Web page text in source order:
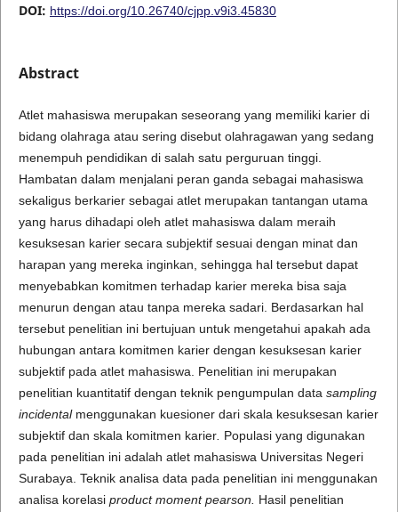
DOI: https://doi.org/10.26740/cjpp.v9i3.45830
Abstract
Atlet mahasiswa merupakan seseorang yang memiliki karier di
bidang olahraga atau sering disebut olahragawan yang sedang
menempuh pendidikan di salah satu perguruan tinggi.
Hambatan dalam menjalani peran ganda sebagai mahasiswa
sekaligus berkarier sebagai atlet merupakan tantangan utama
yang harus dihadapi oleh atlet mahasiswa dalam meraih
kesuksesan karier secara subjektif sesuai dengan minat dan
harapan yang mereka inginkan, sehingga hal tersebut dapat
menyebabkan komitmen terhadap karier mereka bisa saja
menurun dengan atau tanpa mereka sadari. Berdasarkan hal
tersebut penelitian ini bertujuan untuk mengetahui apakah ada
hubungan antara komitmen karier dengan kesuksesan karier
subjektif pada atlet mahasiswa. Penelitian ini merupakan
penelitian kuantitatif dengan teknik pengumpulan data sampling
incidental menggunakan kuesioner dari skala kesuksesan karier
subjektif dan skala komitmen karier. Populasi yang digunakan
pada penelitian ini adalah atlet mahasiswa Universitas Negeri
Surabaya. Teknik analisa data pada penelitian ini menggunakan
analisa korelasi product moment pearson. Hasil penelitian